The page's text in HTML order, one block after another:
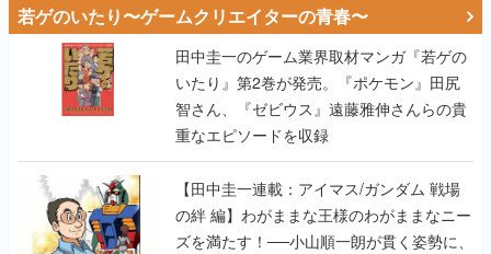
若ゲのいたり〜ゲームクリエイターの青春〜
田中圭一のゲーム業界取材マンガ『若ゲの
いたり』第2巻が発売。『ポケモン』田尻
智さん、『ゼビウス』遠藤雅伸さんらの貴
重なエピソードを収録
【田中圭一連載：アイマス/ガンダム 戦場
の絆 編】わがままな王様のわがままなニー
ズを満たす！──小山順一朗が貫く姿勢に、